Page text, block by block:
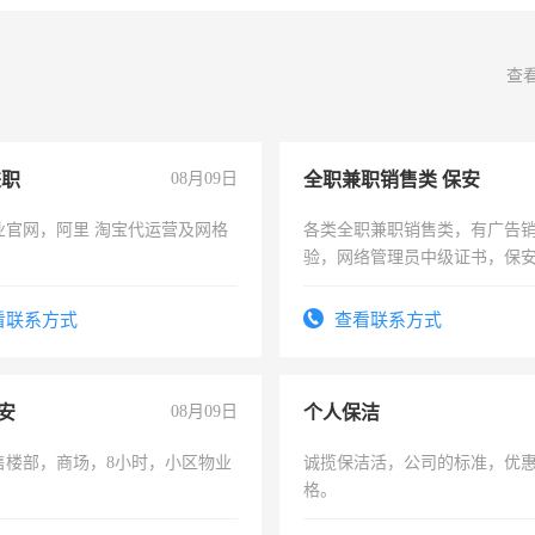
查
08月09日
官网，阿里 淘宝代运营及网格
系方式
全职兼职销售类 保安
各类全职兼职销售类，有广告
验，网络管理员中级证书，保
有高低压电工证和十几年工作
查看联系方式
08月09日
楼部，商场，8小时，小区物业
个人保洁
诚揽保洁活，公司的标准，优
格。